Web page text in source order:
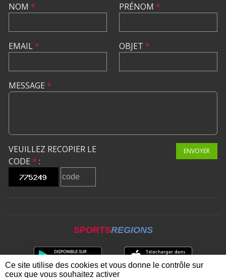
NOM *
EMAIL*
PRÉNOM *
OBJET *
MESSAGE *
VEUILLEZ RECOPIER LE
CODE * :
ENVOYER
SPORTSREGIONS
Ce site utilise des cookies et vous donne le contrôle sur
ceux que vous souhaitez activer